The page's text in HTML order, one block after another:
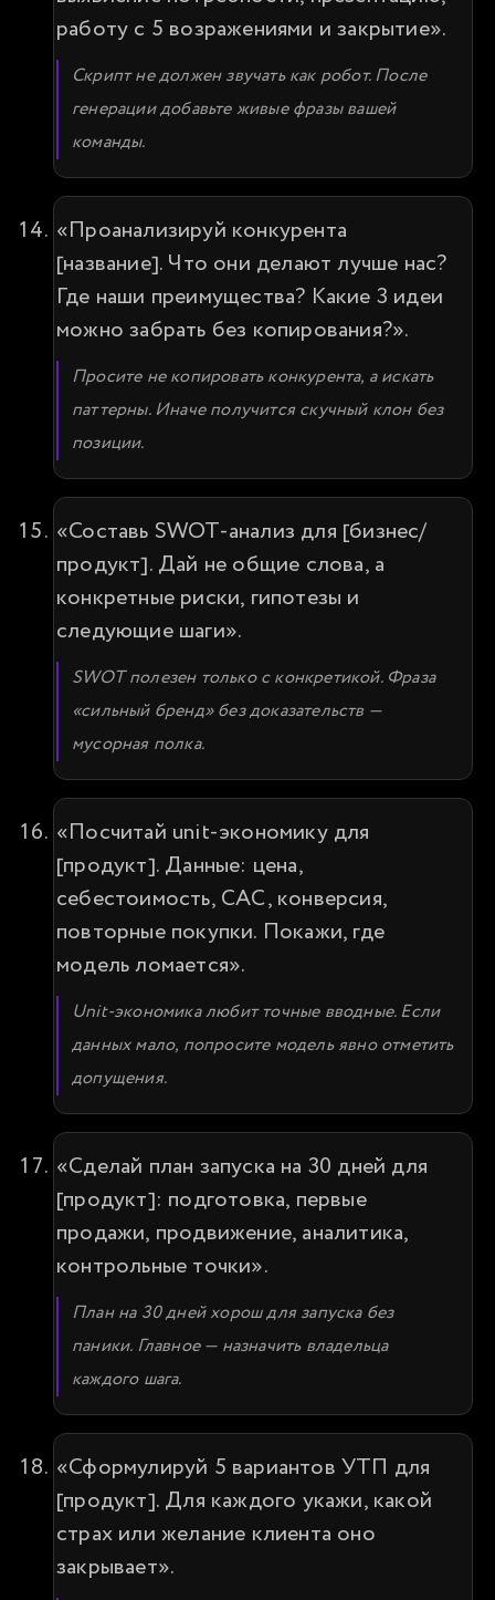
работу с 5 возражениями и закрытие».
Скрипт не должен звучать как робот. После
генерации добавьте живые фразы вашей
команды.
«Проанализируй конкурента
[название]. Что они делают лучше нас?
Где наши преимущества? Какие 3 идеи
можно забрать без копирования?».
Просите не копировать конкурента, а искать
паттерны. Иначе получится скучный клон без
позиции.
«Составь SWOT-анализ для [бизнес/
продукт]. Дай не общие слова, а
конкретные риски, гипотезы и
следующие шаги».
SWOT полезен только с конкретикой. Фраза
«сильный бренд» без доказательств —
мусорная полка.
«Посчитай unit-экономику для
[продукт]. Данные: цена,
себестоимость, CAC, конверсия,
повторные покупки. Покажи, где
модель ломается».
Unit-экономика любит точные вводные. Если
данных мало, попросите модель явно отметить
допущения.
«Сделай план запуска на 30 дней для
[продукт]: подготовка, первые
продажи, продвижение, аналитика,
контрольные точки».
План на 30 дней хорош для запуска без
паники. Главное — назначить владельца
каждого шага.
«Сформулируй 5 вариантов УТП для
[продукт]. Для каждого укажи, какой
страх или желание клиента оно
закрывает».